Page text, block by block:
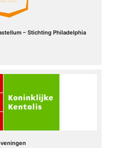
– Stichting Philadelphia